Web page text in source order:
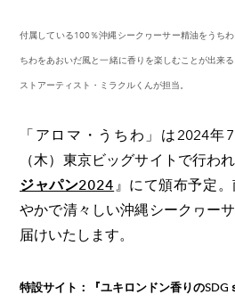
付属している100％沖縄シークヮーサー精油をうち
ちわをあおいだ風と一緒に香りを楽しむことが出来
ストアーティスト・ミラクルくんが担当。
「アロマ・うちわ」は2024年
（木）東京ビッグサイトで行わ
ジャパン2024 』にて頒布予定
やかで清々しい沖縄シークヮー
届けいたします。
特設サイト：『ユキロンドン香りのSDG